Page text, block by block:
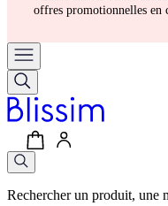
offres promotionnelles en
Rechercher un produit, une